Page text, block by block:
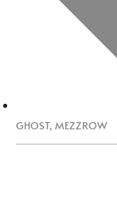
GHOST, MEZZROW